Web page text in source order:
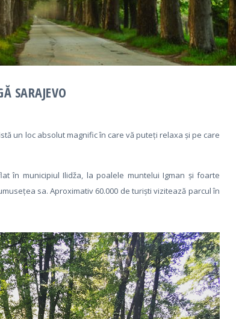
SARAJEVO
un loc absolut magnific în care vă puteți relaxa și pe care
în municipiul Ilidža, la poalele muntelui Igman și foarte
sa. Aproximativ 60.000 de turiști vizitează parcul în